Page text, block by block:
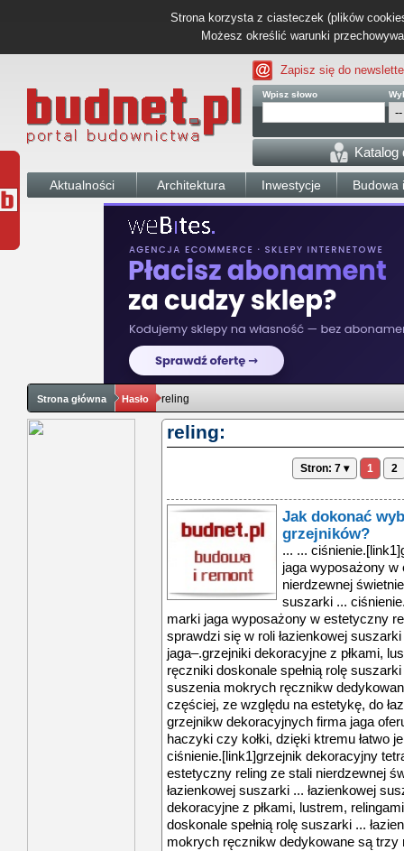
Strona korzysta z ciasteczek (plików
Możesz określić warunki
Zapisz się do
Wpisz słowo
Katalog
Aktualności Architektura Inwestycje Budowa
Strona główna Hasło reling
reling:
Stron: 7 ▾ 1 2
Jak dokonać
grzejników?
... ...
jaga wyposażony w
nierdzewnej
suszarki ...
marki jaga wyposażony w estetyczny
sprawdzi się w roli łazienkowej
jaga–.grzejniki dekoracyjne z płkami,
ręczniki doskonale spełnią rolę
suszenia mokrych ręcznikw
częściej, ze względu na estetykę, do
grzejnikw dekoracyjnych firma jaga
haczyki czy kołki, dzięki ktremu łatwo
ciśnienie.[link1]grzejnik dekoracyjny
estetyczny reling ze stali nierdzewnej
łazienkowej suszarki ... łazienkowej
dekoracyjne z płkami, lustrem,
doskonale spełnią rolę suszarki ...
mokrych ręcznikw dedykowane są